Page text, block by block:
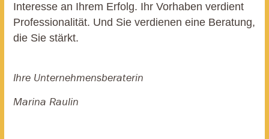
Interesse an Ihrem Erfolg. Ihr Vorhaben verdient
Professionalität. Und Sie verdienen eine Beratung,
die Sie stärkt.
Ihre Unternehmensberaterin
Marina Raulin